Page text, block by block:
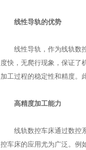
线性导轨的优势
线性导轨，作为线轨数控
度快，无爬行现象，保证了
加工过程的稳定性和精度。
高精度加工能力
线轨数控车床通过数控系
控车床的应用尤为广泛。例